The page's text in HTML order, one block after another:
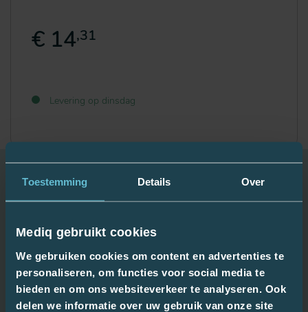
Toestemming Details Over
Mediq gebruikt cookies
We gebruiken cookies om content en advertenties te
personaliseren, om functies voor social media te
bieden en om ons websiteverkeer te analyseren. Ook
delen we informatie over uw gebruik van onze site
€ 14,31
Levering op dinsdag
Gebruiksadvies: ABSORIN PANTS PLUS M
80-130CM 1350ML
Voorbereiden:
pants uit de verpakking halen en goed uitvouwen